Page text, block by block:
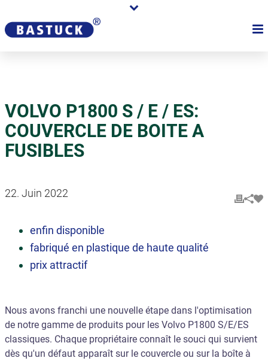
VOLVO P1800 S / E / ES:
COUVERCLE DE BOITE A
FUSIBLES
22. Juin 2022
enfin disponible
fabriqué en plastique de haute qualité
prix attractif
Nous avons franchi une nouvelle étape dans l'optimisation
de notre gamme de produits pour les Volvo P1800 S/E/ES
classiques. Chaque propriétaire connaît le souci qui survient
dès qu'un défaut apparaît sur le couvercle ou sur la boîte à